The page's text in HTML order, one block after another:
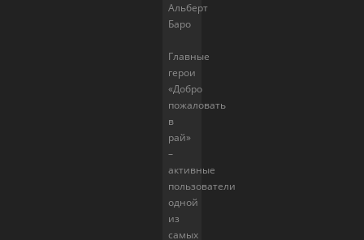
Альберт
Баро
Главные
герои
«Добро
пожаловать
в
рай»
–
активные
пользователи
одной
из
самых